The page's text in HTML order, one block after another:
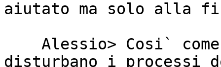
aiutato ma solo alla
disturbano i processi